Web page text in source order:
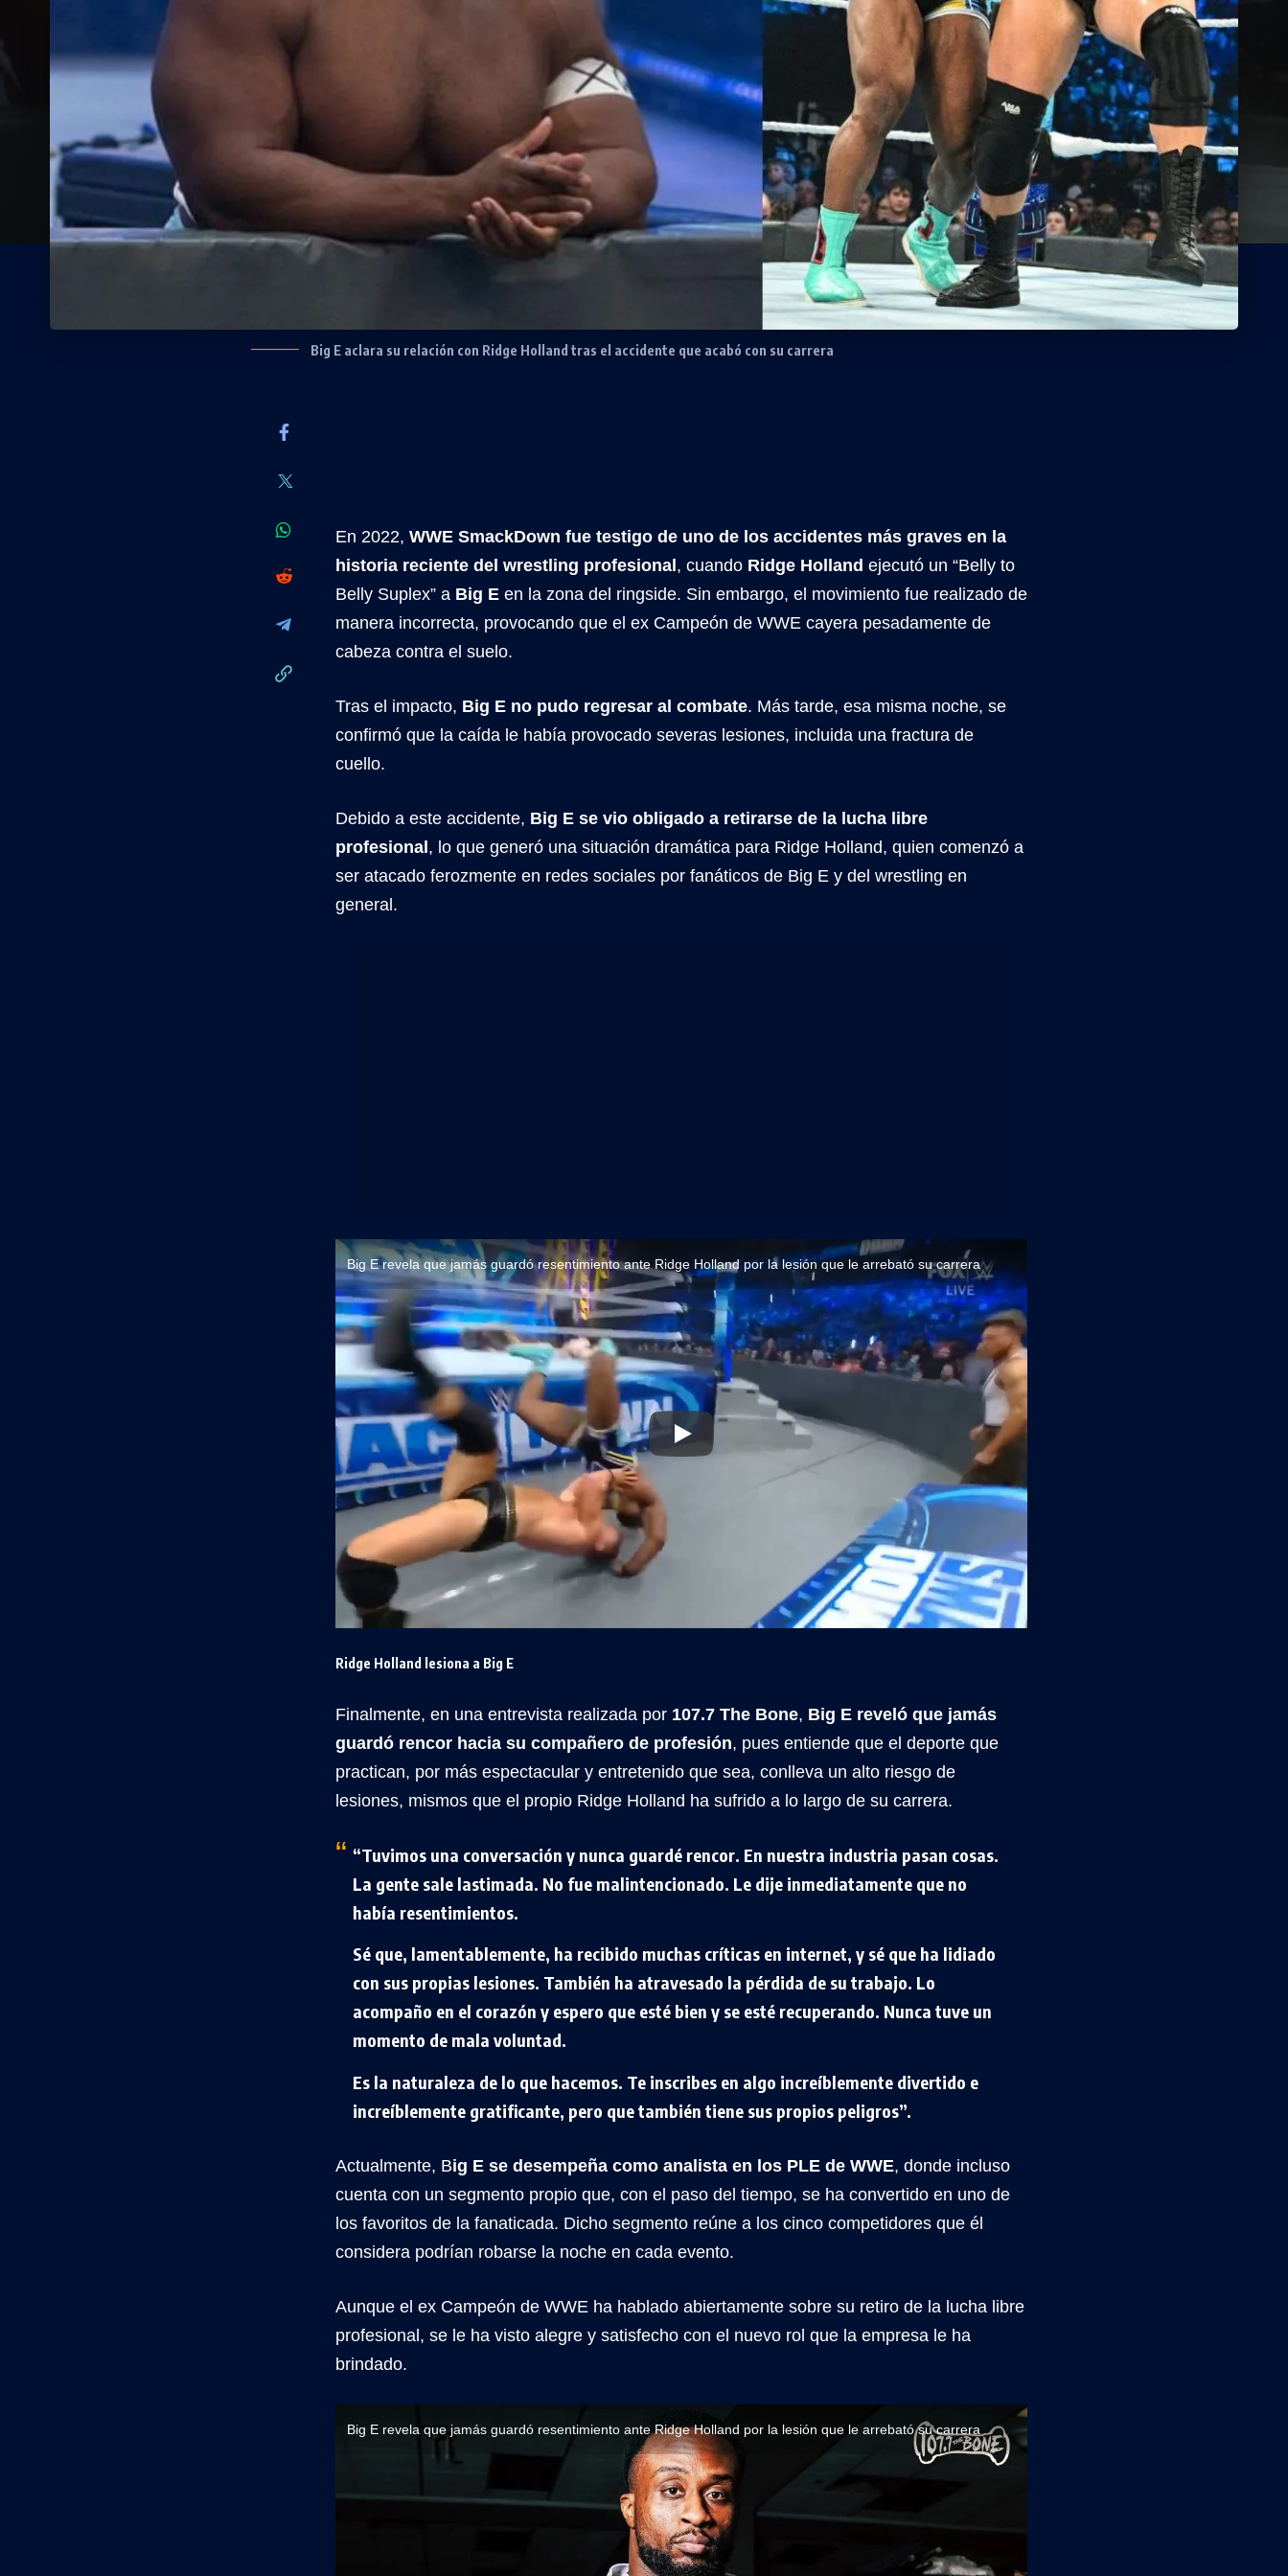
Big E aclara su relación con Ridge Holland tras el accidente que acabó con su carrera
En 2022, WWE SmackDown fue testigo de uno de los accidentes más graves en la
historia reciente del wrestling profesional, cuando Ridge Holland ejecutó un “Belly to
Belly Suplex” a Big E en la zona del ringside. Sin embargo, el movimiento fue realizado de
manera incorrecta, provocando que el ex Campeón de WWE cayera pesadamente de
cabeza contra el suelo.
Tras el impacto, Big E no pudo regresar al combate. Más tarde, esa misma noche, se
confirmó que la caída le había provocado severas lesiones, incluida una fractura de
cuello.
Debido a este accidente, Big E se vio obligado a retirarse de la lucha libre
profesional, lo que generó una situación dramática para Ridge Holland, quien comenzó a
ser atacado ferozmente en redes sociales por fanáticos de Big E y del wrestling en
general.
Big E revela que jamás guardó resentimiento ante Ridge Holland por la lesión que le arrebató su carrera
Ridge Holland lesiona a Big E
Finalmente, en una entrevista realizada por 107.7 The Bone, Big E reveló que jamás
guardó rencor hacia su compañero de profesión, pues entiende que el deporte que
practican, por más espectacular y entretenido que sea, conlleva un alto riesgo de
lesiones, mismos que el propio Ridge Holland ha sufrido a lo largo de su carrera.
“Tuvimos una conversación y nunca guardé rencor. En nuestra industria pasan cosas.
La gente sale lastimada. No fue malintencionado. Le dije inmediatamente que no
había resentimientos.
Sé que, lamentablemente, ha recibido muchas críticas en internet, y sé que ha lidiado
con sus propias lesiones. También ha atravesado la pérdida de su trabajo. Lo
acompaño en el corazón y espero que esté bien y se esté recuperando. Nunca tuve un
momento de mala voluntad.
Es la naturaleza de lo que hacemos. Te inscribes en algo increíblemente divertido e
increíblemente gratificante, pero que también tiene sus propios peligros”.
Actualmente, Big E se desempeña como analista en los PLE de WWE, donde incluso
cuenta con un segmento propio que, con el paso del tiempo, se ha convertido en uno de
los favoritos de la fanaticada. Dicho segmento reúne a los cinco competidores que él
considera podrían robarse la noche en cada evento.
Aunque el ex Campeón de WWE ha hablado abiertamente sobre su retiro de la lucha libre
profesional, se le ha visto alegre y satisfecho con el nuevo rol que la empresa le ha
brindado.
Big E revela que jamás guardó resentimiento ante Ridge Holland por la lesión que le arrebató su carrera